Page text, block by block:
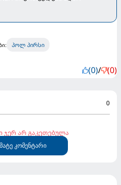
პოლ პირსი
(0)/ (0)
0
ჯერ არ გაკეთებულა
კომენტარი